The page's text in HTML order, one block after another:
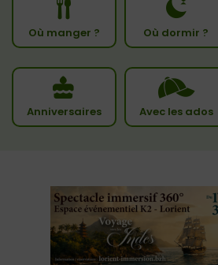
Où manger ? Où dormir ?
Anniversaires Avec les ados